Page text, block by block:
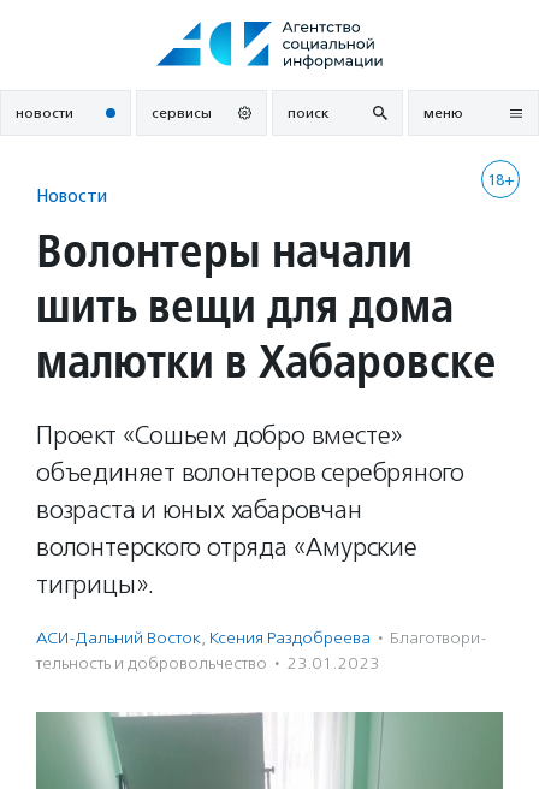
новости сервисы поиск меню
18+
Новости
Волонтеры начали
шить вещи для дома
малютки в Хабаровске
Проект «Сошьем добро вместе»
объединяет волонтеров серебряного
возраста и юных хабаровчан
волонтерского отряда «Амурские
тигрицы».
АСИ-Дальний Восток, Ксения Раздобреева · Благотвори­
тель­ность и доброволь­чест­во · 23.01.2023